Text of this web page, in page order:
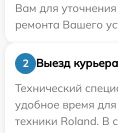
Вам для
ремонта Вашего
2
Выезд
Технический
удобное время
техники Roland. В